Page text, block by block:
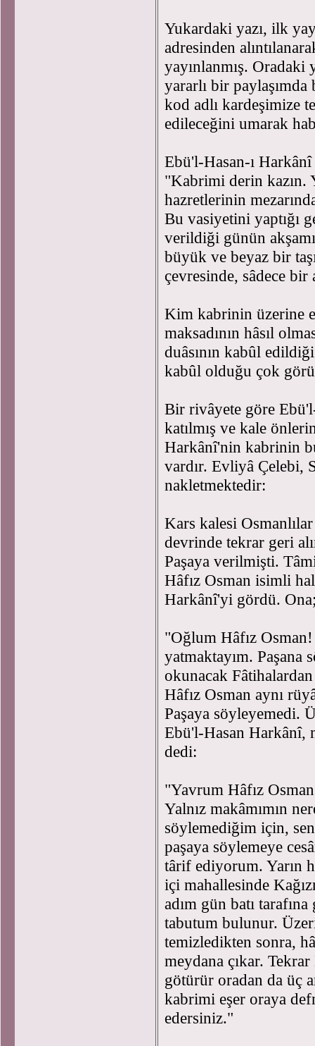
Yukardaki yazı, ilk
adresinden
yayınlanmış. Oradaki
yararlı bir paylaşımda
kod adlı kardeşimize
edileceğini umarak
Ebü'l-Hasan-ı Harkânî
"Kabrimi derin kazın.
hazretlerinin
Bu vasiyetini yaptığı
verildiği günün
büyük ve beyaz bir
çevresinde, sâdece
Kim kabrinin üzerine
maksadının hâsıl
duâsının kabûl
kabûl olduğu çok
Bir rivâyete göre
katılmış ve kale
Harkânî'nin kabrinin
vardır. Evliyâ Çelebi,
nakletmektedir:
Kars kalesi
devrinde tekrar geri
Paşaya verilmişti.
Hâfız Osman isimli
Harkânî'yi gördü.
"Oğlum Hâfız
yatmaktayım. Paşana
okunacak
Hâfız Osman aynı
Paşaya söyleyemedi.
Ebü'l-Hasan Harkânî,
dedi:
"Yavrum Hâfız
Yalnız makâmımın
söylemediğim için,
paşaya söylemeye
târif ediyorum. Yarın
içi mahallesinde
adım gün batı
tabutum bulunur.
temizledikten sonra,
meydana çıkar.
götürür oradan da üç
kabrimi eşer oraya
edersiniz."